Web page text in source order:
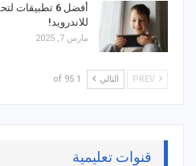
أفضل 6
للاندرويد!
مارس 7, 2025
التالي 1 of 95
قنوات تعليمية